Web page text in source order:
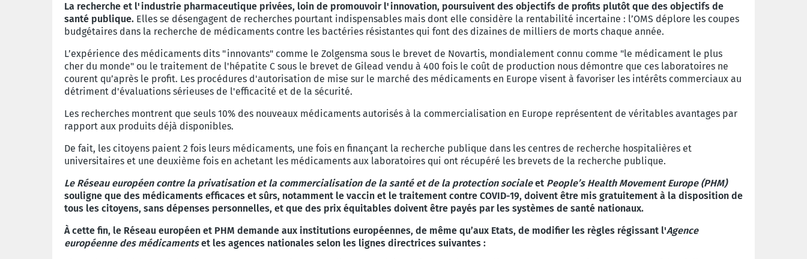
La recherche et l'industrie pharmaceutique privées, loin de promouvoir l'innovation, poursuivent des objectifs de profits plutôt que des objectifs de
santé publique. Elles se désengagent de recherches pourtant indispensables mais dont elle considère la rentabilité incertaine : l’OMS déplore les coupes
budgétaires dans la recherche de médicaments contre les bactéries résistantes qui font des dizaines de milliers de morts chaque année.
L’expérience des médicaments dits "innovants" comme le Zolgensma sous le brevet de Novartis, mondialement connu comme "le médicament le plus
cher du monde" ou le traitement de l'hépatite C sous le brevet de Gilead vendu à 400 fois le coût de production nous démontre que ces laboratoires ne
courent qu’après le profit. Les procédures d'autorisation de mise sur le marché des médicaments en Europe visent à favoriser les intérêts commerciaux au
détriment d'évaluations sérieuses de l'efficacité et de la sécurité.
Les recherches montrent que seuls 10% des nouveaux médicaments autorisés à la commercialisation en Europe représentent de véritables avantages par
rapport aux produits déjà disponibles.
De fait, les citoyens paient 2 fois leurs médicaments, une fois en finançant la recherche publique dans les centres de recherche hospitalières et
universitaires et une deuxième fois en achetant les médicaments aux laboratoires qui ont récupéré les brevets de la recherche publique.
Le Réseau européen contre la privatisation et la commercialisation de la santé et de la protection socialeet People’s Health Movement Europe (PHM)
souligne que des médicaments efficaces et sûrs, notamment le vaccin et le traitement contre COVID-19, doivent être mis gratuitement à la disposition de
tous les citoyens, sans dépenses personnelles, et que des prix équitables doivent être payés par les systèmes de santé nationaux.
À cette fin, le Réseau européen et PHM demande aux institutions européennes, de même qu’aux Etats, de modifier les règles régissant l'Agence
européenne des médicamentset les agences nationales selon les lignes directrices suivantes :